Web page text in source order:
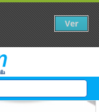
Ver